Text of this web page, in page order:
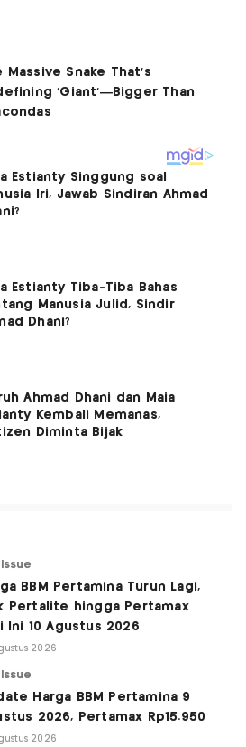
Estianty Singgung soal
Iri, Jawab Sindiran Ahmad
Estianty Tiba-Tiba Bahas
Manusia Julid, Sindir
Dhani?
Ahmad Dhani dan Maia
Kembali Memanas,
Diminta Bijak
BBM Pertamina Turun Lagi,
Pertalite hingga Pertamax
Ini 10 Agustus 2026
2026
Harga BBM Pertamina 9
2026, Pertamax Rp15.950
2026